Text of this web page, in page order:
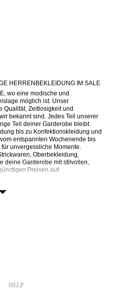
HERRENBEKLEIDUNG IM SALE
wo eine modische und
möglich ist. Unser
Qualität, Zeitlosigkeit und
bekannt sind. Jedes Teil unserer
Teil deiner Garderobe bleibt.
bis zu Konfektionskleidung und
entspannten Wochenende bis
unvergessliche Momente.
Oberbekleidung,
deine Garderobe mit stilvollen,
Preisen auf.
Preisen. Hier ist eine
HELP